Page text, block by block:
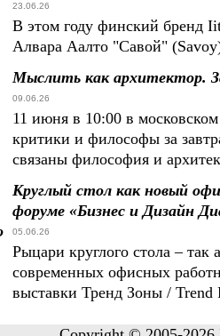
23.06.26
В этом году финский бренд
Алвара Аалто "Савой"
Мыслить как архитектор.
09.06.26
11 июня в 10:00 в
критики и философы за
связаны философия и
Круглый стол как новый
форуме «Бизнес и Дизайн
05.06.26
Рыцари круглого стола –
современных офисных
выставки Тренд Зоны / Trend